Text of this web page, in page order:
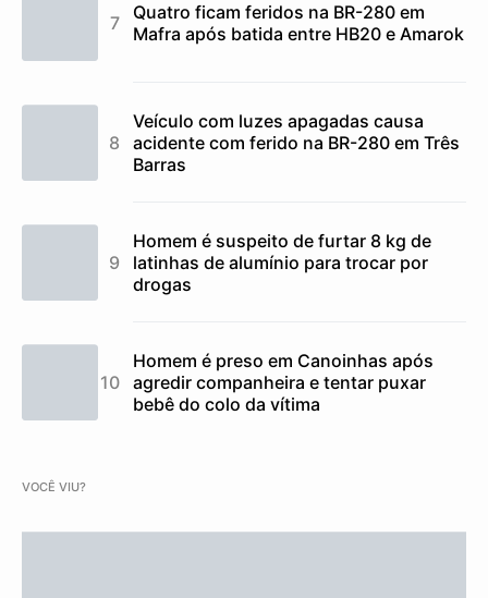
Quatro ficam feridos na BR-280 em
Mafra após batida entre HB20 e Amarok
Veículo com luzes apagadas causa
acidente com ferido na BR-280 em Três
Barras
Homem é suspeito de furtar 8 kg de
latinhas de alumínio para trocar por
drogas
Homem é preso em Canoinhas após
agredir companheira e tentar puxar
bebê do colo da vítima
VOCÊ VIU?